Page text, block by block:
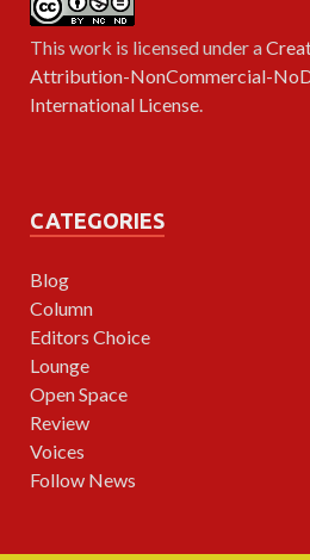
This work is licensed under a
Attribution-NonCommercial-
International License.
CATEGORIES
Blog
Column
Editors Choice
Lounge
Open Space
Review
Voices
Follow News